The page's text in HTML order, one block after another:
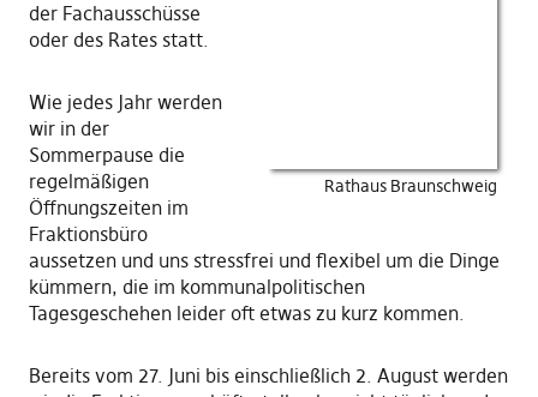
Rathaus Braunschweig
der Fachausschüsse
oder des Rates statt.
Wie jedes Jahr werden
wir in der
Sommerpause die
regelmäßigen
Öffnungszeiten im
Fraktionsbüro
aussetzen und uns stressfrei und flexibel um die Dinge
kümmern, die im kommunalpolitischen
Tagesgeschehen leider oft etwas zu kurz kommen.
Bereits vom 27. Juni bis einschließlich 2. August werden